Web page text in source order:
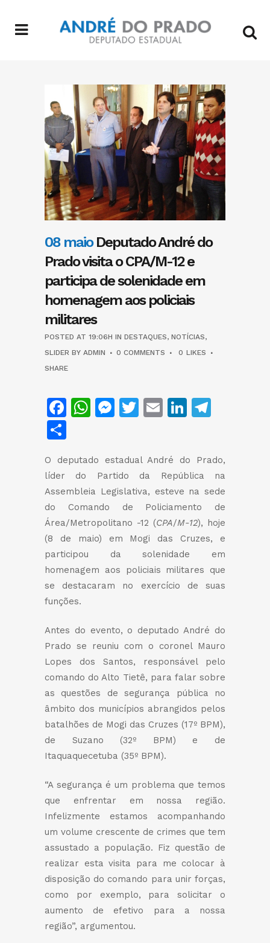
08 maioDeputado André do
Prado visita o CPA/M-12 e
participa de solenidade em
homenagem aos policiais
militares
POSTED AT 19:06H IN DESTAQUES, NOTÍCIAS,
SLIDER BY ADMIN 0 COMMENTS 0 LIKES
SHARE
Facebook
WhatsApp
Messenger
Twitter
EmailLinkedIn
O deputado estadual André do Prado,
líder do Partido da República na
Assembleia Legislativa, esteve na sede
do Comando de Policiamento de
Área/Metropolitano -12 (CPA/M-12), hoje
(8 de maio) em Mogi das Cruzes, e
participou da solenidade em
homenagem aos policiais militares que
se destacaram no exercício de suas
funções.
Antes do evento, o deputado André do
Prado se reuniu com o coronel Mauro
Lopes dos Santos, responsável pelo
comando do Alto Tietê, para falar sobre
as questões de segurança pública no
âmbito dos municípios abrangidos pelos
batalhões de Mogi das Cruzes (17º BPM),
de Suzano (32º BPM) e de
Itaquaquecetuba (35º BPM).
“A segurança é um problema que temos
que enfrentar em nossa região.
Infelizmente estamos acompanhando
um volume crescente de crimes que tem
assustado a população. Fiz questão de
realizar esta visita para me colocar à
disposição do comando para unir forças,
como por exemplo, para solicitar o
aumento de efetivo para a nossa
região”, argumentou.